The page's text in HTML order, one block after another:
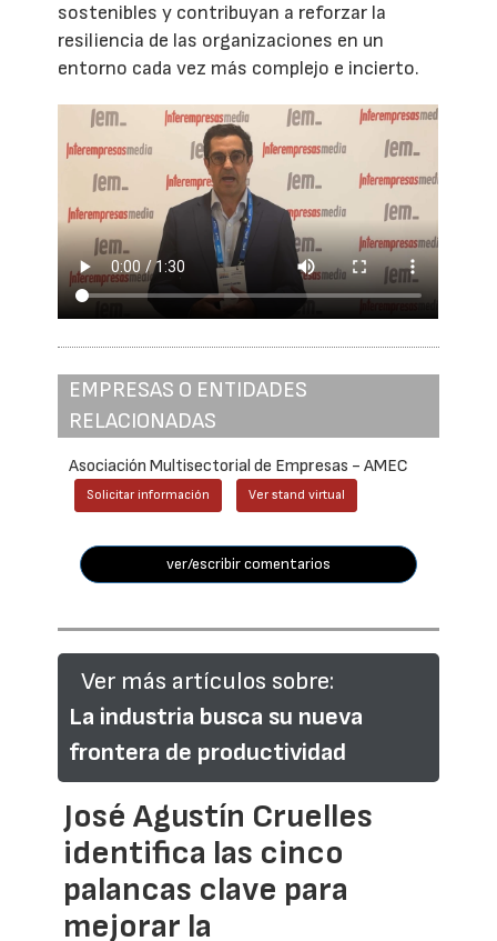
sostenibles y contribuyan a reforzar la
resiliencia de las organizaciones en un
entorno cada vez más complejo e incierto.
EMPRESAS O ENTIDADES
RELACIONADAS
Asociación Multisectorial de Empresas - AMEC
Solicitar información Ver stand virtual
ver/escribir comentarios
Ver más artículos sobre:
La industria busca su nueva
frontera de productividad
José Agustín Cruelles
identifica las cinco
palancas clave para
mejorar la